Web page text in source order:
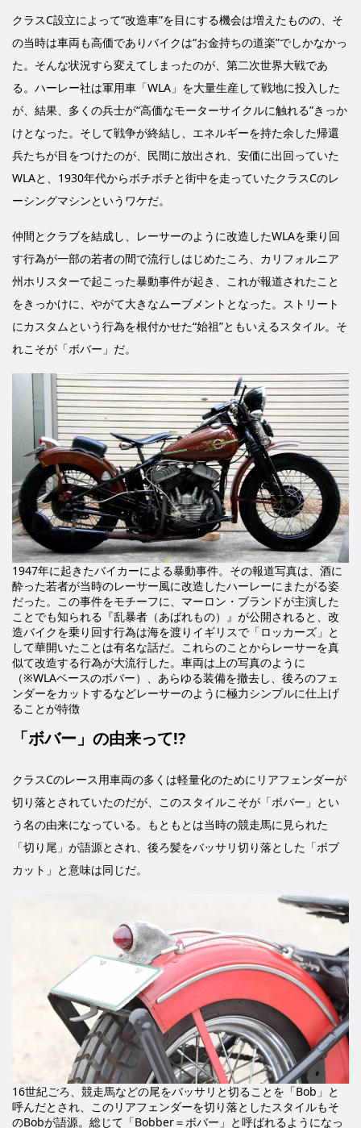
クラスC設立によって“改造車”を目にする機会は増えたものの、そ
の当時は車両も高価でありバイクは“お金持ちの道楽”でしかなかっ
た。そんな状況すら変えてしまったのが、第二次世界大戦であ
る。ハーレー社は軍用車「WLA」を大量生産して戦地に投入した
が、結果、多くの兵士が“高価なモーターサイクルに触れる”きっか
けとなった。そして戦争が終結し、エネルギーを持た余した帰還
兵たちが目をつけたのが、民間に放出され、安価に出回っていた
WLAと、1930年代からボチボチと街中を走っていたクラスCのレ
ーシングマシンというワケだ。
仲間とクラブを結成し、レーサーのように改造したWLAを乗り回
す行為が一部の若者の間で流行しはじめたころ、カリフォルニア
州ホリスターで起こった暴動事件が起き、これが報道されたこと
をきっかけに、やがて大きなムーブメントとなった。ストリート
にカスタムという行為を根付かせた“始祖”ともいえるスタイル。そ
れこそが「ボバー」だ。
1947年に起きたバイカーによる暴動事件。その報道写真は、酒に
酔った若者が当時のレーサー風に改造したハーレーにまたがる姿
だった。この事件をモチーフに、マーロン・ブランドが主演した
ことでも知られる『乱暴者（あばれもの）』が公開されると、改
造バイクを乗り回す行為は海を渡りイギリスで「ロッカーズ」と
して華開いたことは有名な話だ。これらのことからレーサーを真
似て改造する行為が大流行した。車両は上の写真のように
（※WLAベースのボバー）、あらゆる装備を撤去し、後ろのフェ
ンダーをカットするなどレーサーのように極力シンプルに仕上げ
ることが特徴
「ボバー」の由来って!?
クラスCのレース用車両の多くは軽量化のためにリアフェンダーが
切り落とされていたのだが、このスタイルこそが「ボバー」とい
う名の由来になっている。もともとは当時の競走馬に見られた
「切り尾」が語源とされ、後ろ髪をバッサリ切り落とした「ボブ
カット」と意味は同じだ。
16世紀ごろ、競走馬などの尾をバッサリと切ることを「Bob」と
呼んだとされ、このリアフェンダーを切り落としたスタイルもそ
のBobが語源。総じて「Bobber＝ボバー」と呼ばれるようになっ